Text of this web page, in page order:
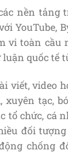
nền tảng
YouTube,
vi toàn cầu
quốc tế
viết, video
tạc,
tổ chức, cá
đối
chống